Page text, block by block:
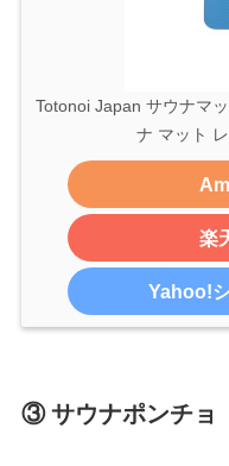
Totonoi Japan サウナマ
ナ マット
楽
Yahoo!
③ サウナポンチョ